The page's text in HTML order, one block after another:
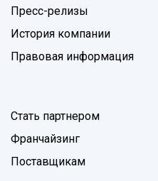
Пресс-релизы
История компании
Правовая информация
Стать партнером
Франчайзинг
Поставщикам